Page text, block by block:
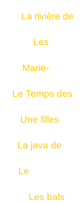
La rivière de
Les
Marie-
Le Temps des
Une filles
La java de
Le
Les bals